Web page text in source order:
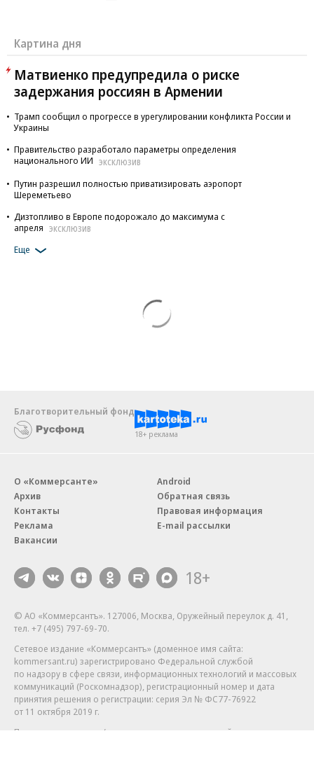
Картина дня
Матвиенко предупредила о риске
задержания россиян в Армении
Трамп сообщил о прогрессе в урегулировании конфликта России и
Украины
Правительство разработало параметры определения
национального ИИ
ЭКСКЛЮЗИВ
Путин разрешил полностью приватизировать аэропорт
Шереметьево
Дизтопливо в Европе подорожало до максимума с
апреля
ЭКСКЛЮЗИВ
Еще
Благотворительный фонд
18+ реклама
О «Коммерсанте»
Архив
Контакты
Реклама
Вакансии
Android
Обратная связь
Правовая информация
E-mail рассылки
18+
© АО «Коммерсантъ». 127006, Москва, Оружейный переулок д. 41,
тел. +7 (495) 797-69-70.
Сетевое издание «Коммерсантъ» (доменное имя сайта:
kommersant.ru) зарегистрировано Федеральной службой
по надзору в сфере связи, информационных технологий и массовых
коммуникаций (Роскомнадзор), регистрационный номер и дата
принятия решения о регистрации: серия Эл № ФС77-76922
от 11 октября 2019 г.
Партнерские проекты/материалы, новости компаний, материалы